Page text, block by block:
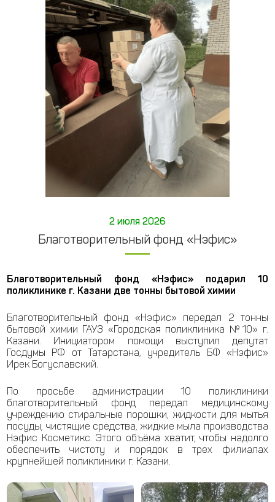
2 июля 2026
Благотворительный фонд «Нэфис»
Благотворительный фонд «Нэфис» подарил 10
поликлинике г. Казани две тонны бытовой химии
Благотворительный фонд «Нэфис» передал 2 тонны
бытовой химии ГАУЗ «Городская поликлиника №10» г.
Казани. Инициатором помощи выступил депутат
Госдумы РФ от Татарстана, учредитель БФ «Нэфис»
Ирек Богуславский.
По просьбе администрации 10 поликлиники
благотворительный фонд передал медицинскому
учреждению стиральные порошки, жидкости для мытья
посуды, чистящие средства, жидкие мыла производства
Нэфис Косметикс. Этого объёма хватит, чтобы надолго
обеспечить чистоту и порядок в трех филиалах
крупнейшей поликлиники г. Казани.